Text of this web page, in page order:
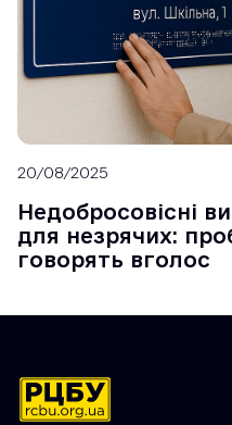
20/08/2025
Недобросовісні
для незрячих:
говорять вголос